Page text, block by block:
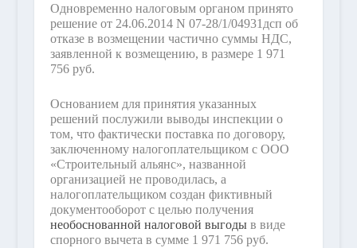
Одновременно налоговым органом принято
решение от 24.06.2014 N 07-28/1/04931дсп об
отказе в возмещении частично суммы НДС,
заявленной к возмещению, в размере 1 971
756 руб.
Основанием для принятия указанных
решений послужили выводы инспекции о
том, что фактически поставка по договору,
заключенному налогоплательщиком с ООО
«Строительный альянс», названной
организацией не проводилась, а
налогоплательщиком создан фиктивный
документооборот с целью получения
необоснованной налоговой выгодыв виде
спорного вычета в сумме 1 971 756 руб.